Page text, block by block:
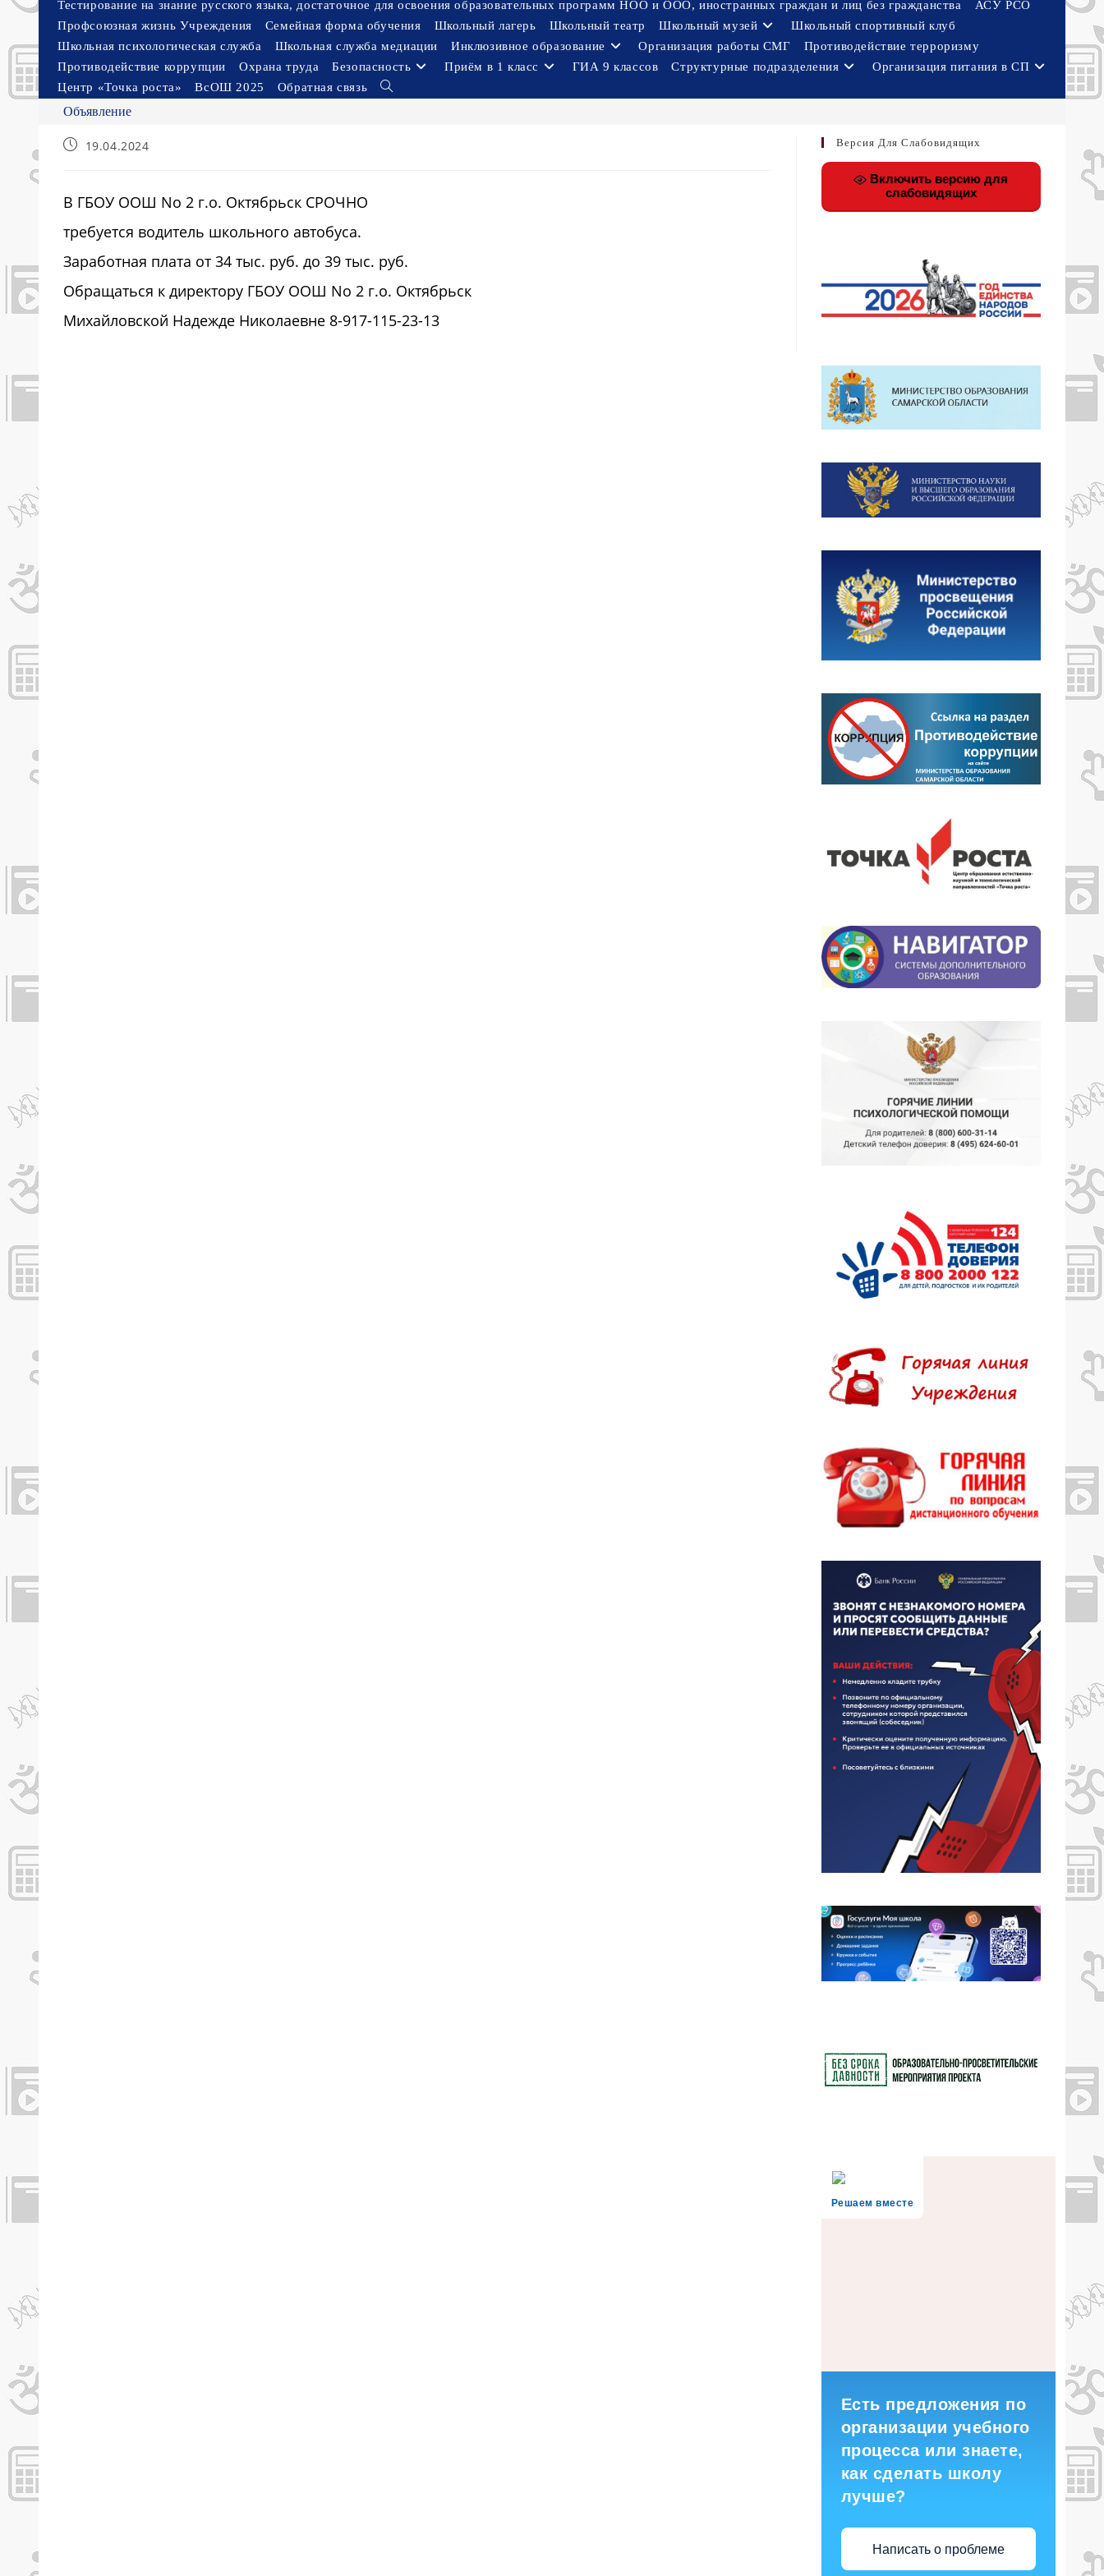
Тестирование на знание русского языка, достаточное для освоения образовательных программ НОО и ООО, иностранных граждан и лиц без гражданства
АСУ РСО
Профсоюзная жизнь Учреждения
Семейная форма обучения Школьный лагерь Школьный театр Школьный музей
Школьный спортивный клуб
Школьная психологическая служба
Школьная служба медиации Инклюзивное образование Организация работы СМГ
Противодействие терроризму
Противодействие коррупции
Охрана труда Безопасность Приём в 1 класс ГИА 9 классов Структурные подразделения
Организация питания в СП
Центр «Точка роста»
ВсОШ 2025 Обратная связь
Переключить
Объявление
Запись19.04.2024
В ГБОУ ООШ No 2 г.о. Октябрьск СРОЧНО
требуется водитель школьного автобуса.
Заработная плата от 34 тыс. руб. до 39 тыс. руб.
Обращаться к директору ГБОУ ООШ No 2 г.о. Октябрьск
Михайловской Надежде Николаевне 8-917-115-23-13
Версия Для Слабовидящих
Включить версию для
слабовидящих
Решаем вместе
Есть предложения по
организации учебного
процесса или знаете,
как сделать школу
лучше?
Написать о проблеме